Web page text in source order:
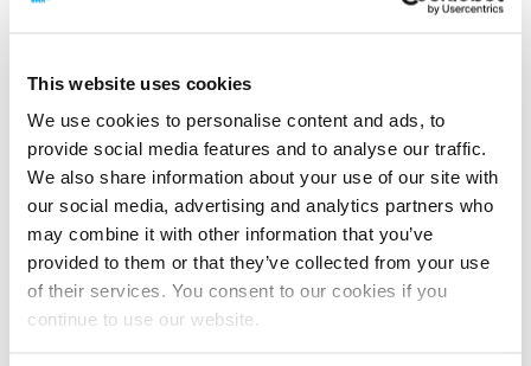
This website uses cookies
We use cookies to personalise content and ads, to
provide social media features and to analyse our traffic.
We also share information about your use of our site with
our social media, advertising and analytics partners who
may combine it with other information that you’ve
provided to them or that they’ve collected from your use
of their services. You consent to our cookies if you
continue to use our website.
2.2.2.3 Teor cristais (%)
2.2.2.4 Temperatura Unidade